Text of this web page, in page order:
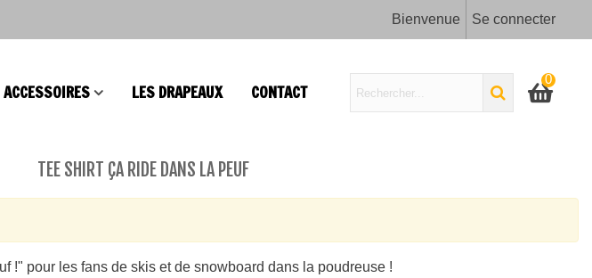
Bienvenue Se connecter
ACCESSOIRES LES DRAPEAUX CONTACT
0
TEE SHIRT ÇA RIDE DANS LA PEUF
!" pour les fans de skis et de snowboard dans la poudreuse !